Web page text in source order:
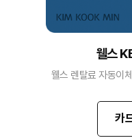
웰스
웰스 렌탈료 자동이
카